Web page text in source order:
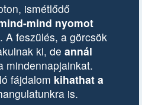
ismétlődő
mind nyomot
A feszülés, a görcsök
ki, de annál
mindennapjainkat.
fájdalom kihathat a
is.